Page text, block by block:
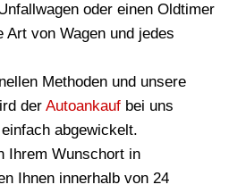
oder einen Oldtimer
Art von Wagen und jedes
Methoden und unsere
der Autoankauf bei uns
abgewickelt.
Ihrem Wunschort in
Ihnen innerhalb von 24